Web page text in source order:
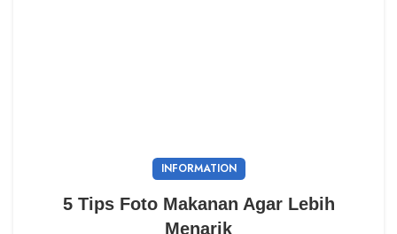
INFORMATION
5 Tips Foto Makanan Agar Lebih
Menarik